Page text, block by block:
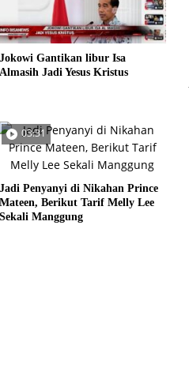
Jokowi Gantikan libur Isa
Almasih Jadi Yesus Kristus
03:31
Jadi Penyanyi di Nikahan Prince
Mateen, Berikut Tarif Melly Lee
Sekali Manggung